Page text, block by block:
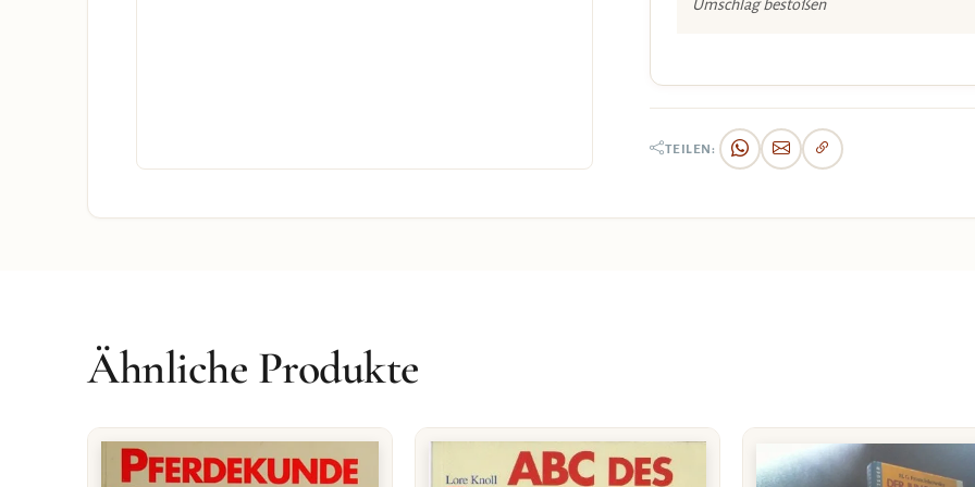
Umschlag bestoßen
TEILEN:
Ähnliche Produkte